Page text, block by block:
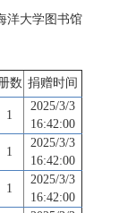
洋大学图书馆
数 捐赠时间
1
2025/3/3
16:42:00
1
2025/3/3
16:42:00
1
2025/3/3
16:42:00